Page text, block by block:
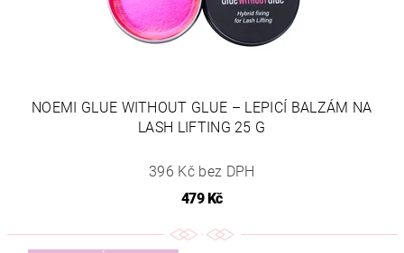
NOEMI GLUE WITHOUT GLUE – LEPICÍ BALZÁM NA
LASH LIFTING 25 G
396 Kč bez DPH
479 Kč